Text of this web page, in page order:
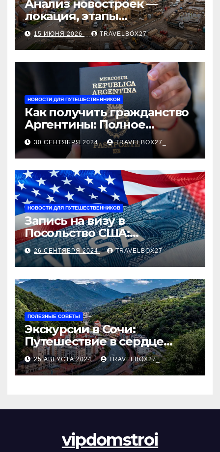
Анализ новостроек —
локация, этапы
строительства, проверка
застройщика, сценарии
оформления сделки и
рыночные ориентиры
15 ИЮНЯ 2026 TRAVELBOX27_
НОВОСТИ ДЛЯ ПУТЕШЕСТВЕННИКОВ
Как получить гражданство
Аргентины: Полное
руководство
30 СЕНТЯБРЯ 2024 TRAVELBOX27_
НОВОСТИ ДЛЯ ПУТЕШЕСТВЕННИКОВ
Запись на визу в
Посольство США:
Пошаговое руководство
26 СЕНТЯБРЯ 2024 TRAVELBOX27_
ПОЛЕЗНЫЕ СОВЕТЫ
Экскурсии в Сочи:
Путешествие в сердце
Черноморского курорта
25 АВГУСТА 2024 TRAVELBOX27_
vipdomstroi